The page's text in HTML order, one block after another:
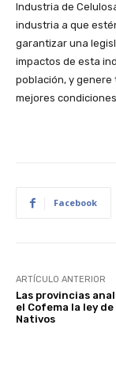
Industria de
industria a que
garantizar una
impactos de esta
población, y genere
mejores
Facebook
ARTÍCULO ANTERIOR
Las provincias
el Cofema la ley
Nativos